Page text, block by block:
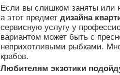
Если вы слишком заняты или
а этот предметдизайна
сервисную услугу у
вариантом может быть с
неприхотливыми рыбками.
крабов.
Любителям экзотики